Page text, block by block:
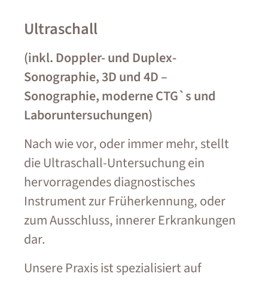
Ultraschall
(inkl. Doppler- und Duplex-
Sonographie, 3D und 4D –
Sonographie, moderne CTG`s und
Laboruntersuchungen)
Nach wie vor, oder immer mehr, stellt
die Ultraschall-Untersuchung ein
hervorragendes diagnostisches
Instrument zur Früherkennung, oder
zum Ausschluss, innerer Erkrankungen
dar.
Unsere Praxis ist spezialisiert auf